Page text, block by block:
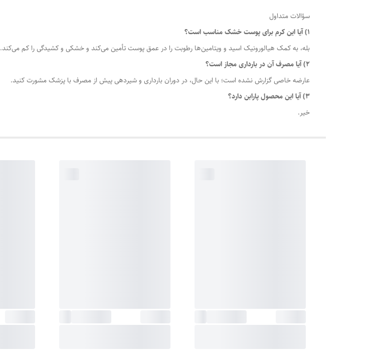
سؤالات متداول
1) آیا این کرم برای پوست خشک مناسب است؟
بله، به کمک هیالورونیک اسید و ویتامین‌ها رطوبت را در عمق پوست تأمین می‌کند و خشکی و کشیدگی را کم می‌کند.
2) آیا مصرف آن در بارداری مجاز است؟
عارضه خاصی گزارش نشده است؛ با این حال، در دوران بارداری و شیردهی پیش از مصرف با پزشک مشورت کنید.
3) آیا این محصول پارابن دارد؟
خیر.